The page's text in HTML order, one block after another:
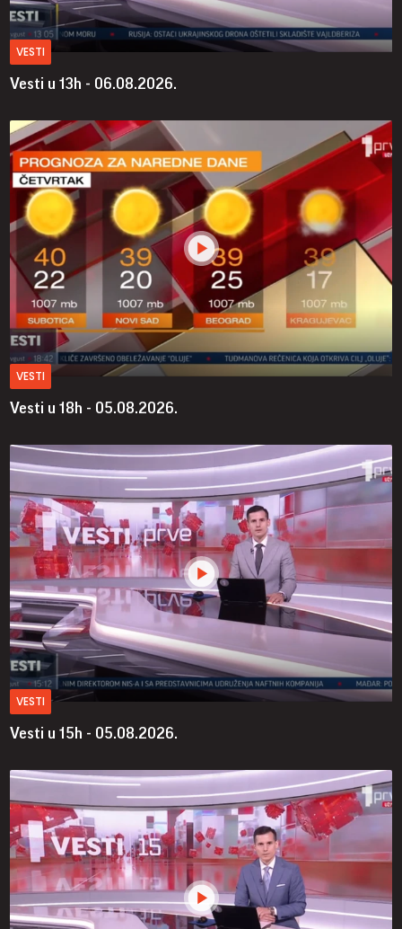
VESTI
Vesti u 13h - 06.08.2026.
VESTI
Vesti u 18h - 05.08.2026.
VESTI
Vesti u 15h - 05.08.2026.